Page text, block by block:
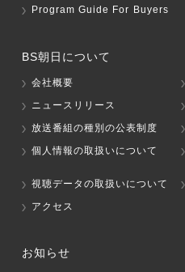
Program Guide For Buyers
BS朝日について
会社概要
ニュースリリース
放送番組の種別の公表制度
個人情報の取扱いについて
視聴データの取扱いについて
アクセス
お知らせ